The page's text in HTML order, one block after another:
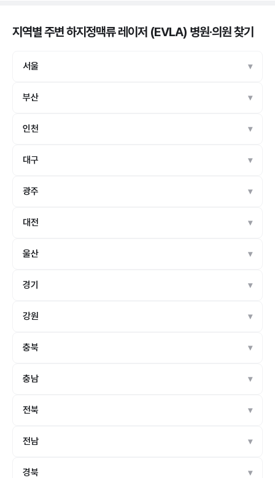
지역별 주변 하지정맥류 레이저 (EVLA) 병원·의원찾기
서울
부산
인천
대구
광주
대전
울산
경기
강원
충북
충남
전북
전남
경북